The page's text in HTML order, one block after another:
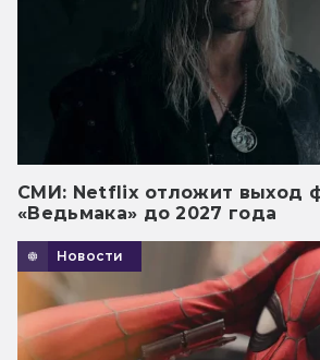
СМИ: Netflix отложит выход
«Ведьмака» до 2027 года
Новости